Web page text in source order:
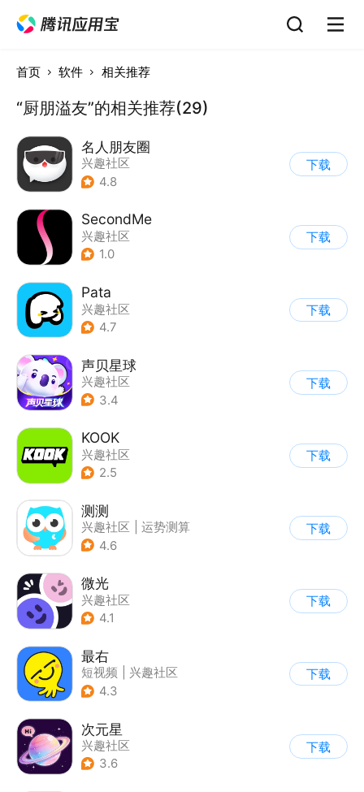
首页 软件 相关推荐
“厨朋溢友”的相关推荐(29)
名人朋友圈
兴趣社区
4.8
下载
SecondMe
兴趣社区
1.0
下载
Pata
兴趣社区
4.7
下载
声贝星球
兴趣社区
3.4
下载
KOOK
兴趣社区
2.5
下载
测测
兴趣社区
运势测算
4.6
下载
微光
兴趣社区
4.1
下载
最右
短视频
兴趣社区
4.3
下载
次元星
兴趣社区
3.6
下载